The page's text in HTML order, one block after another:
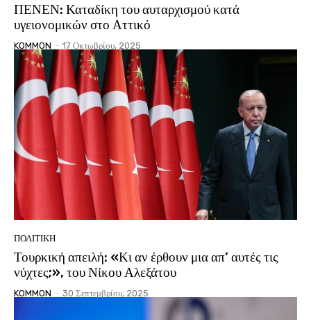
ΠΕΝΕΝ: Καταδίκη του αυταρχισμού κατά
υγειονομικών στο Αττικό
KOMMON - 17 Οκτωβρίου, 2025
ΠΟΛΙΤΙΚΗ
Τουρκική απειλή: «Κι αν έρθουν μια απ’ αυτές τις
νύχτες;», του Νίκου Αλεξάτου
KOMMON - 30 Σεπτεμβρίου, 2025